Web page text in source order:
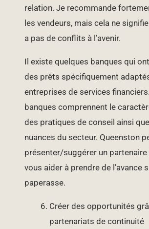
relation. Je recommande
les vendeurs, mais cela ne signifie
a pas de conflits à l’avenir.
Il existe quelques banques qui
des prêts spécifiquement
entreprises de services
banques comprennent le
des pratiques de conseil ainsi
nuances du secteur. Queenston
présenter/suggérer un partenaire
vous aider à prendre de l’avance
paperasse.
Créer des opportunités
partenariats de continuité